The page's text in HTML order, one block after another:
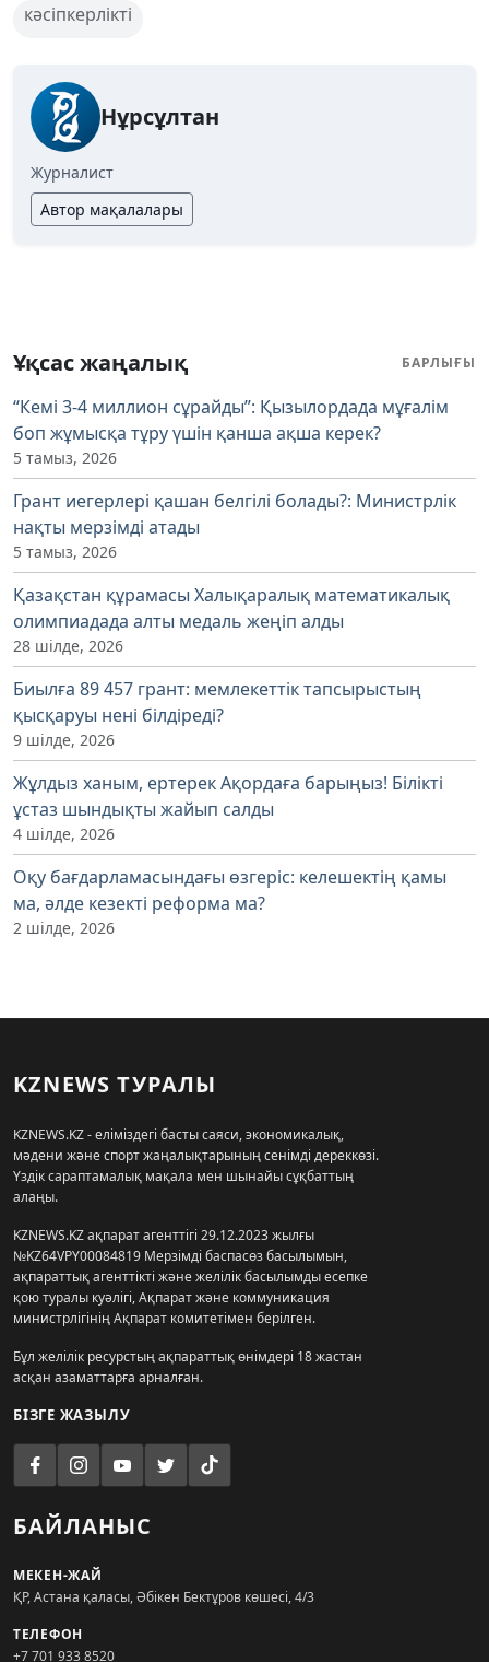
кəсіпкерлікті
Нұрсұлтан
Журналист
Автор мақалалары
Ұқсас жаңалық БАРЛЫҒЫ
“Кемі 3-4 миллион сұрайды”: Қызылордада мұғалім
боп жұмысқа тұру үшін қанша ақша керек?
5 тамыз, 2026
Грант иегерлері қашан белгілі болады?: Министрлік
нақты мерзімді атады
5 тамыз, 2026
Қазақстан құрамасы Халықаралық математикалық
олимпиадада алты медаль жеңіп алды
28 шілде, 2026
Биылға 89 457 грант: мемлекеттік тапсырыстың
қысқаруы нені білдіреді?
9 шілде, 2026
Жұлдыз ханым, ертерек Ақордаға барыңыз! Білікті
ұстаз шындықты жайып салды
4 шілде, 2026
Оқу бағдарламасындағы өзгеріс: келешектің қамы
ма, әлде кезекті реформа ма?
2 шілде, 2026
KZNEWS ТУРАЛЫ
KZNEWS.KZ - еліміздегі басты саяси, экономикалық,
мәдени және спорт жаңалықтарының сенімді дереккөзі.
Үздік сараптамалық мақала мен шынайы сұқбаттың
алаңы.
KZNEWS.KZ ақпарат агенттігі 29.12.2023 жылғы
№KZ64VPY00084819 Мерзімді баспасөз басылымын,
ақпараттық агенттікті және желілік басылымды есепке
қою туралы куәлігі, Ақпарат және коммуникация
министрлігінің Ақпарат комитетімен берілген.
Бұл желілік ресурстың ақпараттық өнімдері 18 жастан
асқан азаматтарға арналған.
БІЗГЕ ЖАЗЫЛУ
БАЙЛАНЫС
МЕКЕН-ЖАЙ
ҚР, Астана қаласы, Әбікен Бектұров көшесі, 4/3
ТЕЛЕФОН
+7 701 933 8520